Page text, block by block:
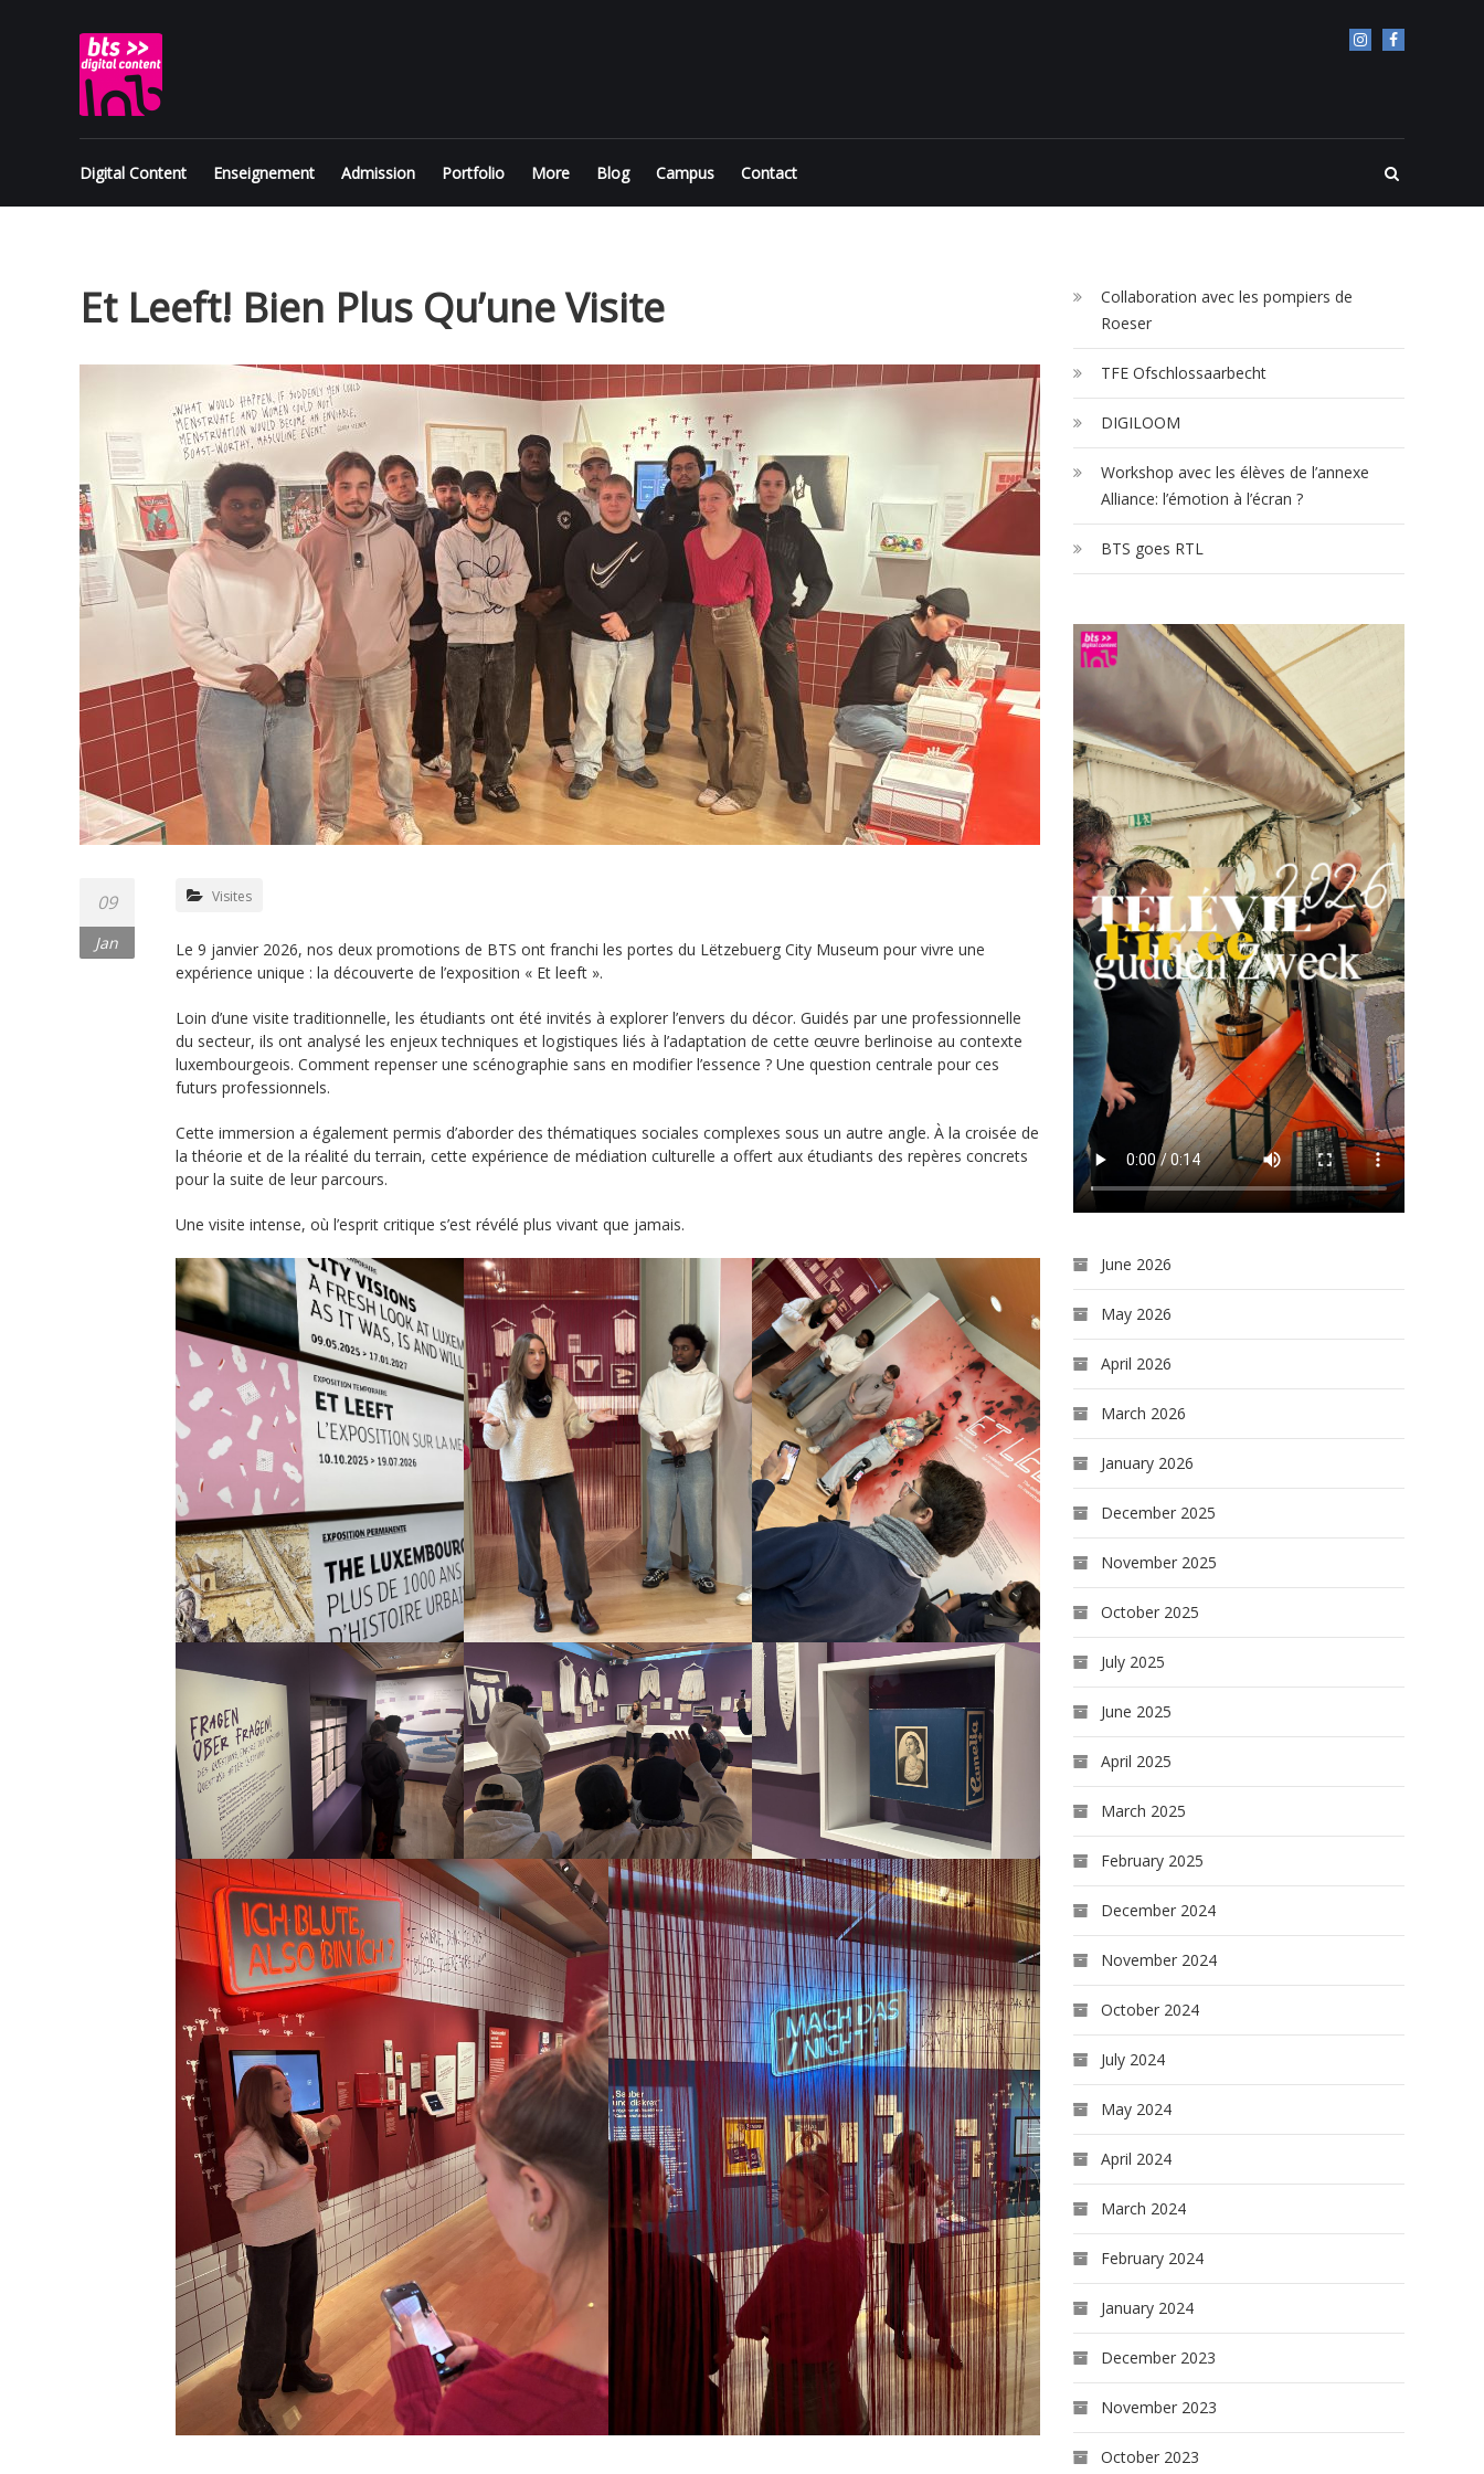
Digital Content Enseignement Admission Portfolio More Blog Campus Contact
Et Leeft! Bien Plus Qu’une Visite
09
Jan
Visites
Le 9 janvier 2026, nos deux promotions de BTS ont franchi les portes du Lëtzebuerg City Museum pour vivre une
expérience unique : la découverte de l’exposition « Et leeft ».
Loin d’une visite traditionnelle, les étudiants ont été invités à explorer l’envers du décor. Guidés par une professionnelle
du secteur, ils ont analysé les enjeux techniques et logistiques liés à l’adaptation de cette œuvre berlinoise au contexte
luxembourgeois. Comment repenser une scénographie sans en modifier l’essence ? Une question centrale pour ces
futurs professionnels.
Cette immersion a également permis d’aborder des thématiques sociales complexes sous un autre angle. À la croisée de
la théorie et de la réalité du terrain, cette expérience de médiation culturelle a offert aux étudiants des repères concrets
pour la suite de leur parcours.
Une visite intense, où l’esprit critique s’est révélé plus vivant que jamais.
Collaboration avec les pompiers de
Roeser
TFE Ofschlossaarbecht
DIGILOOM
Workshop avec les élèves de l’annexe
Alliance: l’émotion à l’écran ?
BTS goes RTL
June 2026
May 2026
April 2026
March 2026
January 2026
December 2025
November 2025
October 2025
July 2025
June 2025
April 2025
March 2025
February 2025
December 2024
November 2024
October 2024
July 2024
May 2024
April 2024
March 2024
February 2024
January 2024
December 2023
November 2023
October 2023